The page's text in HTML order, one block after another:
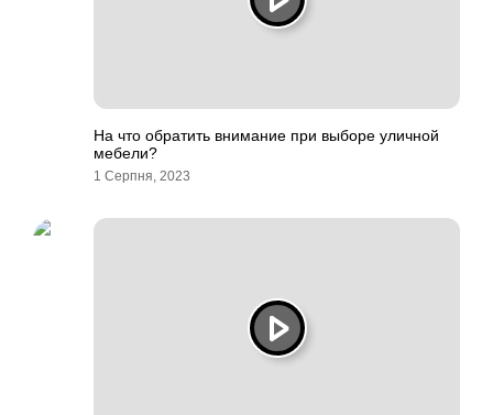
На что обратить внимание при выборе уличной
мебели?
1 Серпня, 2023